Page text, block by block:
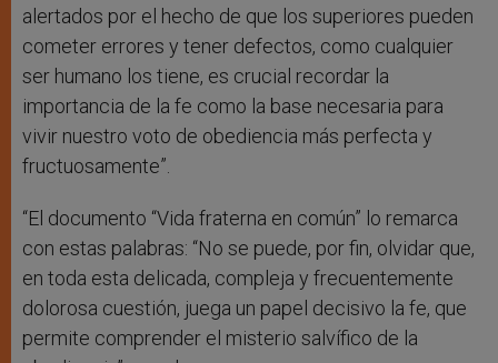
alertados por el hecho de que los superiores pueden
cometer errores y tener defectos, como cualquier
ser humano los tiene, es crucial recordar la
importancia de la fe como la base necesaria para
vivir nuestro voto de obediencia más perfecta y
fructuosamente”.
“El documento “Vida fraterna en común” lo remarca
con estas palabras: “No se puede, por fin, olvidar que,
en toda esta delicada, compleja y frecuentemente
dolorosa cuestión, juega un papel decisivo la fe, que
permite comprender el misterio salvífico de la